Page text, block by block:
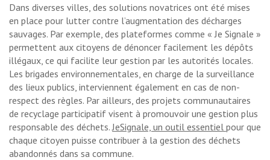
Dans diverses villes, des solutions novatrices ont été mises
en place pour lutter contre l’augmentation des décharges
sauvages. Par exemple, des plateformes comme « Je Signale »
permettent aux citoyens de dénoncer facilement les dépôts
illégaux, ce qui facilite leur gestion par les autorités locales.
Les brigades environnementales, en charge de la surveillance
des lieux publics, interviennent également en cas de non-
respect des règles. Par ailleurs, des projets communautaires
de recyclage participatif visent à promouvoir une gestion plus
responsable des déchets. JeSignale, un outil essentiel pour que
chaque citoyen puisse contribuer à la gestion des déchets
abandonnés dans sa commune.